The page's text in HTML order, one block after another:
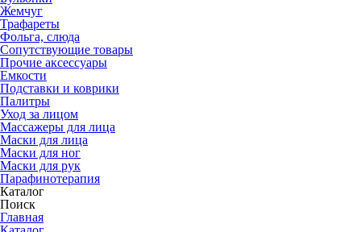
Жемчуг
Трафареты
Фольга, слюда
Сопутствующие товары
Прочие аксессуары
Емкости
Подставки и коврики
Палитры
Уход за лицом
Массажеры для лица
Маски для лица
Маски для ног
Маски для рук
Парафино­терапия
Каталог
Поиск
Главная